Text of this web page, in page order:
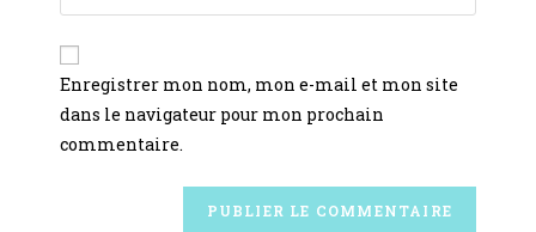
Enregistrer mon nom, mon e-mail et mon site
dans le navigateur pour mon prochain
commentaire.